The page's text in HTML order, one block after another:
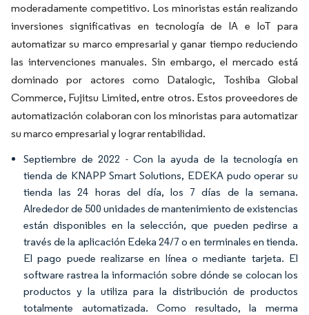
moderadamente competitivo. Los minoristas están realizando
inversiones significativas en tecnología de IA e IoT para
automatizar su marco empresarial y ganar tiempo reduciendo
las intervenciones manuales. Sin embargo, el mercado está
dominado por actores como Datalogic, Toshiba Global
Commerce, Fujitsu Limited, entre otros. Estos proveedores de
automatización colaboran con los minoristas para automatizar
su marco empresarial y lograr rentabilidad.
Septiembre de 2022 - Con la ayuda de la tecnología en
tienda de KNAPP Smart Solutions, EDEKA pudo operar su
tienda las 24 horas del día, los 7 días de la semana.
Alrededor de 500 unidades de mantenimiento de existencias
están disponibles en la selección, que pueden pedirse a
través de la aplicación Edeka 24/7 o en terminales en tienda.
El pago puede realizarse en línea o mediante tarjeta. El
software rastrea la información sobre dónde se colocan los
productos y la utiliza para la distribución de productos
totalmente automatizada. Como resultado, la merma